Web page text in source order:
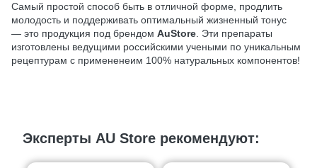
Самый простой способ быть в отличной форме, продлить
молодость и поддерживать оптимальный жизненный тонус
— это продукция под брендом AuStore . Эти препараты
изготовлены ведущими российскими учеными по уникальным
рецептурам с примененеим 100% натуральных компонентов!
Эксперты AU Store рекомендуют: